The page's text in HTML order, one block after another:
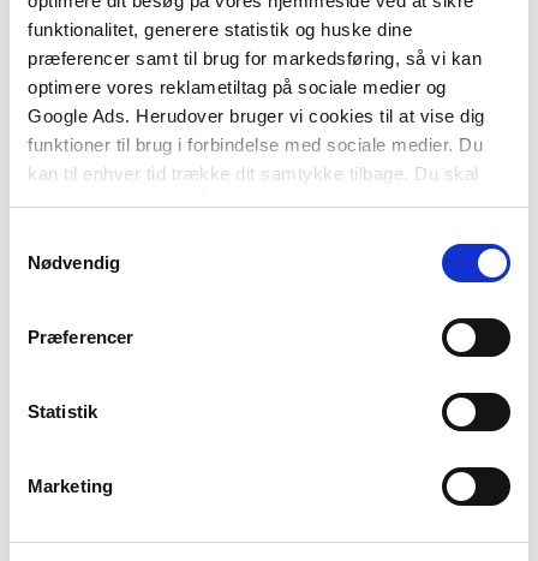
funktionalitet, generere statistik og huske dine
præferencer samt til brug for markedsføring, så vi kan
optimere vores reklametiltag på sociale medier og
Google Ads. Herudover bruger vi cookies til at vise dig
funktioner til brug i forbindelse med sociale medier. Du
kan til enhver tid trække dit samtykke tilbage. Du skal
være opmærksom på, at vores hjemmeside muligvis ikke
tilbagetrækker et samtykke.
Nødvendig
Præferencer
Statistik
Marketing